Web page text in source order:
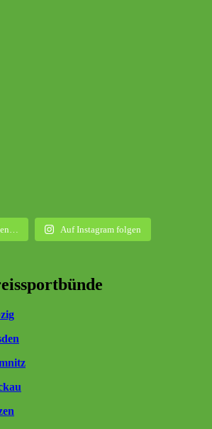
Auf Instagram folgen